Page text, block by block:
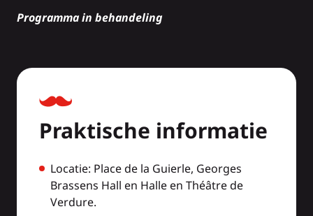
Programma in behandeling
Praktische informatie
Locatie: Place de la Guierle, Georges
Brassens Hall en Halle en Théâtre de
Verdure.